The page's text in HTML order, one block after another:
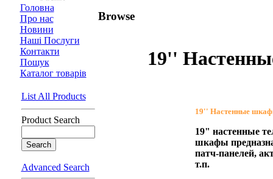
Головна
Про нас
Новини
Наші Послуги
Контакти
Пошук
Каталог товарів
List All Products
Product Search
Advanced Search
Browse
19''
19'' Hастенные
19" настенные
шкафы
патч-панелей,
т.п.